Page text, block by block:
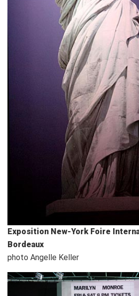
Exposition New-York Foire
Bordeaux
photo Angelle Keller